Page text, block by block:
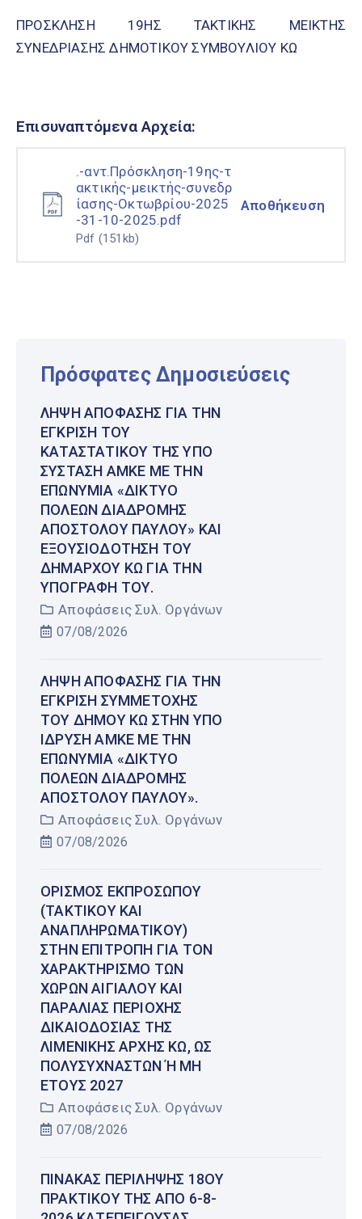
ΠΡΟΣΚΛΗΣΗ 19ΗΣ ΤΑΚΤΙΚΗΣ ΜΕΙΚΤΗΣ
ΣΥΝΕΔΡΙΑΣΗΣ ΔΗΜΟΤΙΚΟΥ ΣΥΜΒΟΥΛΙΟΥ ΚΩ
Επισυναπτόμενα Αρχεία:
.-αντ.Πρόσκληση-19ης-τ
ακτικής-μεικτής-συνεδρ
ίασης-Οκτωβρίου-2025
-31-10-2025.pdf
Pdf (151kb)
Αποθήκευση
Πρόσφατες Δημοσιεύσεις
ΛΉΨΗ ΑΠΌΦΑΣΗΣ ΓΙΑ ΤΗΝ
ΈΓΚΡΙΣΗ ΤΟΥ
ΚΑΤΑΣΤΑΤΙΚΟΎ ΤΗΣ ΥΠΌ
ΣΎΣΤΑΣΗ ΑΜΚΕ ΜΕ ΤΗΝ
ΕΠΩΝΥΜΊΑ «ΔΊΚΤΥΟ
ΠΌΛΕΩΝ ΔΙΑΔΡΟΜΉΣ
ΑΠΟΣΤΌΛΟΥ ΠΑΎΛΟΥ» ΚΑΙ
ΕΞΟΥΣΙΟΔΌΤΗΣΗ ΤΟΥ
ΔΗΜΆΡΧΟΥ ΚΩ ΓΙΑ ΤΗΝ
ΥΠΟΓΡΑΦΉ ΤΟΥ.
Αποφάσεις Συλ. Οργάνων
07/08/2026
ΛΉΨΗ ΑΠΌΦΑΣΗΣ ΓΙΑ ΤΗΝ
ΈΓΚΡΙΣΗ ΣΥΜΜΕΤΟΧΉΣ
ΤΟΥ ΔΉΜΟΥ ΚΩ ΣΤΗΝ ΥΠΌ
ΊΔΡΥΣΗ ΑΜΚΕ ΜΕ ΤΗΝ
ΕΠΩΝΥΜΊΑ «ΔΊΚΤΥΟ
ΠΌΛΕΩΝ ΔΙΑΔΡΟΜΉΣ
ΑΠΟΣΤΌΛΟΥ ΠΑΎΛΟΥ».
Αποφάσεις Συλ. Οργάνων
07/08/2026
ΟΡΙΣΜΌΣ ΕΚΠΡΟΣΏΠΟΥ
(ΤΑΚΤΙΚΟΎ ΚΑΙ
ΑΝΑΠΛΗΡΩΜΑΤΙΚΟΎ)
ΣΤΗΝ ΕΠΙΤΡΟΠΉ ΓΙΑ ΤΟΝ
ΧΑΡΑΚΤΗΡΙΣΜΌ ΤΩΝ
ΧΏΡΩΝ ΑΙΓΙΑΛΟΎ ΚΑΙ
ΠΑΡΑΛΊΑΣ ΠΕΡΙΟΧΉΣ
ΔΙΚΑΙΟΔΟΣΊΑΣ ΤΗΣ
ΛΙΜΕΝΙΚΉΣ ΑΡΧΉΣ ΚΩ, ΩΣ
ΠΟΛΥΣΎΧΝΑΣΤΩΝ Ή ΜΗ Έ
ΤΟΥΣ 2027
Αποφάσεις Συλ. Οργάνων
07/08/2026
ΠΊΝΑΚΑΣ ΠΕΡΊΛΗΨΗΣ 18ΟΥ
ΠΡΑΚΤΙΚΟΎ ΤΗΣ ΑΠΌ 6-8-